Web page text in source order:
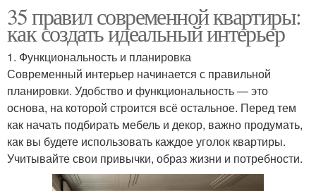
35 правил современной квартиры:
как создать идеальный интерьер
1. Функциональность и планировка
Современный интерьер начинается с правильной
планировки. Удобство и функциональность — это
основа, на которой строится всё остальное. Перед тем
как начать подбирать мебель и декор, важно продумать,
как вы будете использовать каждое уголок квартиры.
Учитывайте свои привычки, образ жизни и потребности.